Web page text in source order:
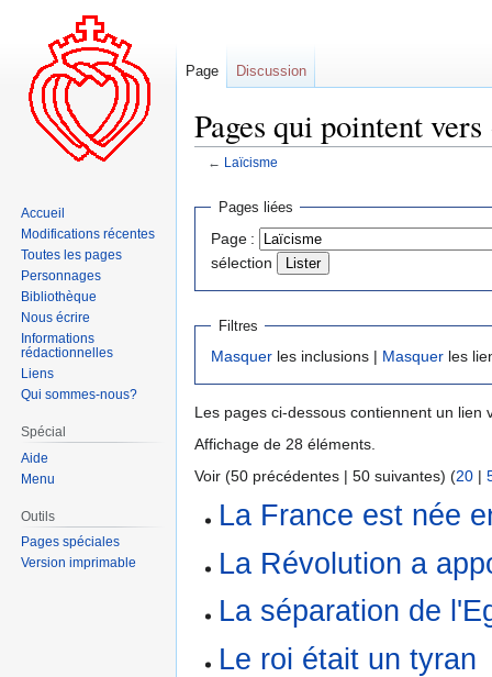
Pages qui pointent
← Laïcisme
Aller
navigation
Aller
recherche
Pages liées
Page :
sélection
Filtres
Masquer les inclusions | Masquer les
Les pages ci-dessous contiennent un lien
Affichage de 28 éléments.
Voir (50 précédentes | 50 suivantes) (20 |
La France est née
La Révolution a
La séparation de
Le roi était un tyran
Page Discussion
Accueil
Modifications récentes
Toutes les pages
Personnages
Bibliothèque
Nous écrire
Informations
rédactionnelles
Liens
Qui sommes-nous?
Spécial
Aide
Menu
Outils
Pages spéciales
Version imprimable